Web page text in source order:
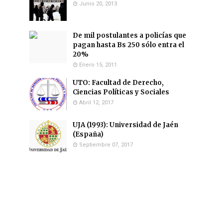
Junio 20, 2013
De mil postulantes a policías que
pagan hasta Bs 250 sólo entra el
20%
Enero 15, 2011
UTO: Facultad de Derecho,
Ciencias Políticas y Sociales
Abril 12, 2017
UJA (1993): Universidad de Jaén
(España)
Septiembre 07, 2017